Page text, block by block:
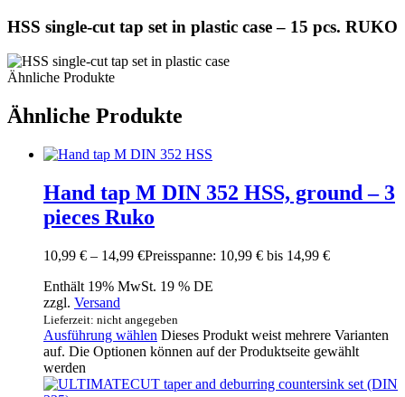
HSS single-cut tap set in plastic case – 15 pcs. RUKO
Ähnliche Produkte
Ähnliche Produkte
Hand tap M DIN 352 HSS, ground – 3
pieces Ruko
10,99 € – 14,99 €Preisspanne: 10,99 € bis 14,99 €
Enthält 19% MwSt. 19 % DE
zzgl. Versand
Lieferzeit: nicht angegeben
Ausführung wählen Dieses Produkt weist mehrere Varianten
auf. Die Optionen können auf der Produktseite gewählt
werden